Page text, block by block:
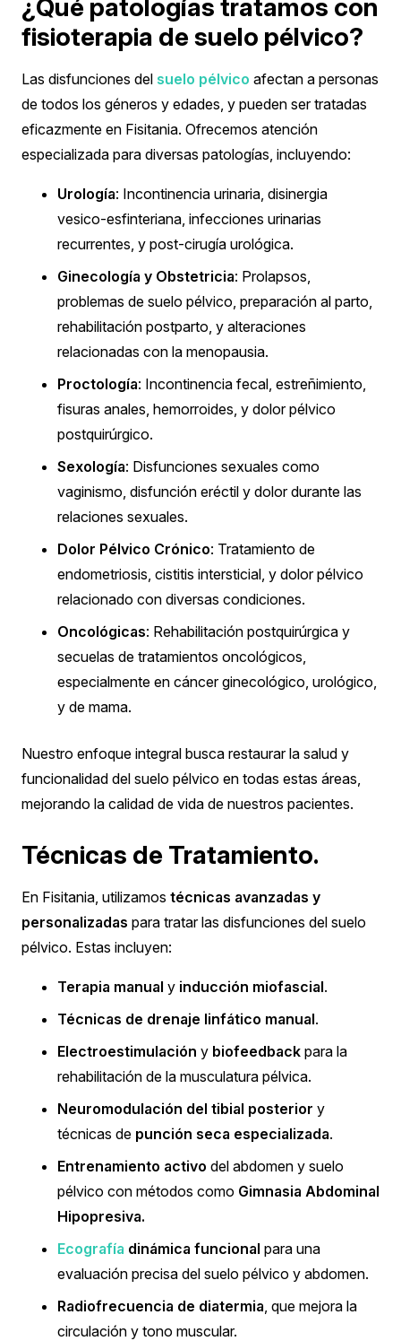
¿Qué patologías tratamos con
fisioterapia de suelo pélvico?
Las disfunciones del suelo pélvico afectan a personas
de todos los géneros y edades, y pueden ser tratadas
eficazmente en Fisitania. Ofrecemos atención
especializada para diversas patologías, incluyendo:
Urología: Incontinencia urinaria, disinergia
vesico-esfinteriana, infecciones urinarias
recurrentes, y post-cirugía urológica.
Ginecología y Obstetricia: Prolapsos,
problemas de suelo pélvico, preparación al parto,
rehabilitación postparto, y alteraciones
relacionadas con la menopausia.
Proctología: Incontinencia fecal, estreñimiento,
fisuras anales, hemorroides, y dolor pélvico
postquirúrgico.
Sexología: Disfunciones sexuales como
vaginismo, disfunción eréctil y dolor durante las
relaciones sexuales.
Dolor Pélvico Crónico: Tratamiento de
endometriosis, cistitis intersticial, y dolor pélvico
relacionado con diversas condiciones.
Oncológicas: Rehabilitación postquirúrgica y
secuelas de tratamientos oncológicos,
especialmente en cáncer ginecológico, urológico,
y de mama.
Nuestro enfoque integral busca restaurar la salud y
funcionalidad del suelo pélvico en todas estas áreas,
mejorando la calidad de vida de nuestros pacientes.
Técnicas de Tratamiento.
En Fisitania, utilizamos técnicas avanzadas y
personalizadas para tratar las disfunciones del suelo
pélvico. Estas incluyen:
Terapia manual y inducción miofascial.
Técnicas de drenaje linfático manual.
Electroestimulación y biofeedback para la
rehabilitación de la musculatura pélvica.
Neuromodulación del tibial posterior y
técnicas de punción seca especializada.
Entrenamiento activo del abdomen y suelo
pélvico con métodos como Gimnasia Abdominal
Hipopresiva.
Ecografía dinámica funcional para una
evaluación precisa del suelo pélvico y abdomen.
Radiofrecuencia de diatermia , que mejora la
circulación y tono muscular.